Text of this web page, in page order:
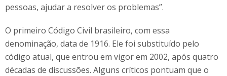
pessoas, ajudar a resolver os problemas”.
O primeiro Código Civil brasileiro, com essa
denominação, data de 1916. Ele foi substituído pelo
código atual, que entrou em vigor em 2002, após quatro
décadas de discussões. Alguns críticos pontuam que o